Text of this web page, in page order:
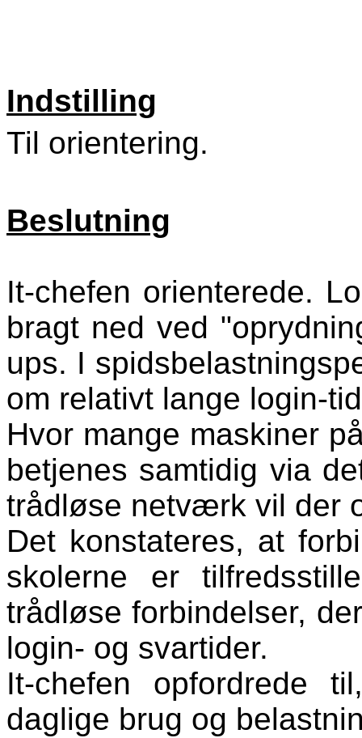
Indstilling
Til orientering.
Beslutning
It-chefen orienterede.
bragt ned ved
ups. I
om relativt lange login-
Hvor mange maskiner
betjenes samtidig via
trådløse netværk vil der
Det konstateres, at
skolerne er
trådløse forbindelser,
login- og svartider.
It-chefen opfordrede
daglige brug og